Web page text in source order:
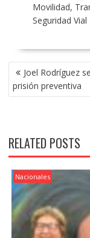
Movilidad,
Seguridad Vial
POST
NAVIGATION
Joel Rodríguez
prisión preventiva
RELATED POSTS
Nacionales